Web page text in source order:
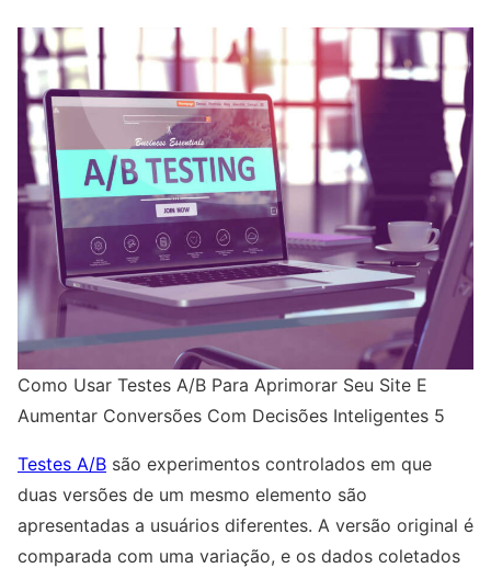
Como Usar Testes A/B Para Aprimorar Seu Site E
Aumentar Conversões Com Decisões Inteligentes 5
Testes A/B são experimentos controlados em que
duas versões de um mesmo elemento são
apresentadas a usuários diferentes. A versão original é
comparada com uma variação, e os dados coletados